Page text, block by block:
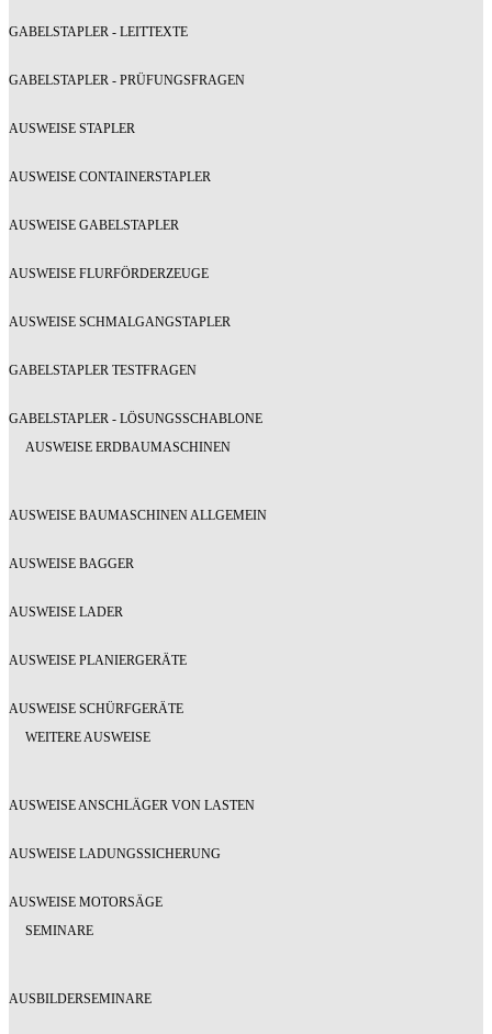
GABELSTAPLER - LEITTEXTE
GABELSTAPLER - PRÜFUNGSFRAGEN
AUSWEISE STAPLER
AUSWEISE CONTAINERSTAPLER
AUSWEISE GABELSTAPLER
AUSWEISE FLURFÖRDERZEUGE
AUSWEISE SCHMALGANGSTAPLER
GABELSTAPLER TESTFRAGEN
GABELSTAPLER - LÖSUNGSSCHABLONE
AUSWEISE ERDBAUMASCHINEN
AUSWEISE BAUMASCHINEN ALLGEMEIN
AUSWEISE BAGGER
AUSWEISE LADER
AUSWEISE PLANIERGERÄTE
AUSWEISE SCHÜRFGERÄTE
WEITERE AUSWEISE
AUSWEISE ANSCHLÄGER VON LASTEN
AUSWEISE LADUNGSSICHERUNG
AUSWEISE MOTORSÄGE
SEMINARE
AUSBILDERSEMINARE